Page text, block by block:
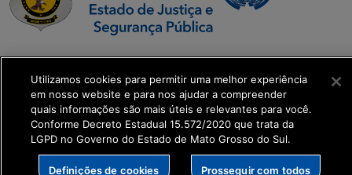
SETDIG | Secretaria-
Executiva de
Transformação Digital
get_footer();
Utilizamos cookies para permitir uma melhor experiência
em nosso website e para nos ajudar a compreender
quais informações são mais úteis e relevantes para você.
Conforme Decreto Estadual 15.572/2020 que trata da
LGPD no Governo do Estado de Mato Grosso do Sul.
Definições de cookies Prosseguir com todos